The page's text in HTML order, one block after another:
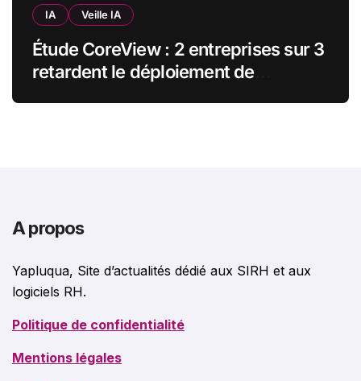
IA Veille IA
Étude CoreView : 2 entreprises sur 3
retardent le déploiement de
A propos
Yapluqua, Site d’actualités dédié aux SIRH et aux
logiciels RH.
Politique de confidentialité
Mentions légales